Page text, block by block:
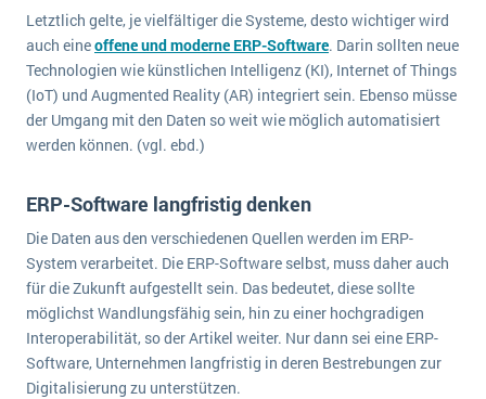
Letztlich gelte, je vielfältiger die Systeme, desto wichtiger wird
auch eineoffene und moderne ERP-Software. Darin sollten neue
Technologien wie künstlichen Intelligenz (KI), Internet of Things
(IoT) und Augmented Reality (AR) integriert sein. Ebenso müsse
der Umgang mit den Daten so weit wie möglich automatisiert
werden können. (vgl. ebd.)
ERP-Software langfristig denken
Die Daten aus den verschiedenen Quellen werden im ERP-
System verarbeitet. Die ERP-Software selbst, muss daher auch
für die Zukunft aufgestellt sein. Das bedeutet, diese sollte
möglichst Wandlungsfähig sein, hin zu einer hochgradigen
Interoperabilität, so der Artikel weiter. Nur dann sei eine ERP-
Software, Unternehmen langfristig in deren Bestrebungen zur
Digitalisierung zu unterstützen.